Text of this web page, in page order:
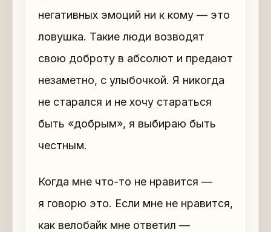
негативных эмоций ни к кому — это
ловушка. Такие люди возводят
свою доброту в абсолют и предают
незаметно, с улыбочкой. Я никогда
не старался и не хочу стараться
быть «добрым», я выбираю быть
честным.
Когда мне что-то не нравится —
я говорю это. Если мне не нравится,
как велобайк мне ответил —